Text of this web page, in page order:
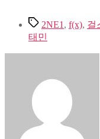
Tags2NE1 , f(x), 걸
태민